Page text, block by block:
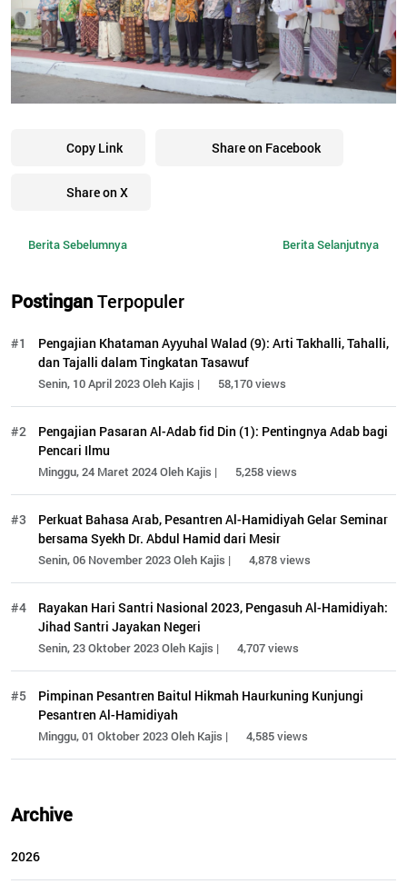
Copy Link Share on Facebook
Share on X
Berita Sebelumnya Berita Selanjutnya
PostinganTerpopuler
#1
Pengajian Khataman Ayyuhal Walad (9): Arti Takhalli, Tahalli,
dan Tajalli dalam Tingkatan Tasawuf
Senin, 10 April 2023 Oleh Kajis | 58,170 views
#2
Pengajian Pasaran Al-Adab fid Din (1): Pentingnya Adab bagi
Pencari Ilmu
Minggu, 24 Maret 2024 Oleh Kajis | 5,258 views
#3
Perkuat Bahasa Arab, Pesantren Al-Hamidiyah Gelar Seminar
bersama Syekh Dr. Abdul Hamid dari Mesir
Senin, 06 November 2023 Oleh Kajis | 4,878 views
#4
Rayakan Hari Santri Nasional 2023, Pengasuh Al-Hamidiyah:
Jihad Santri Jayakan Negeri
Senin, 23 Oktober 2023 Oleh Kajis | 4,707 views
#5
Pimpinan Pesantren Baitul Hikmah Haurkuning Kunjungi
Pesantren Al-Hamidiyah
Minggu, 01 Oktober 2023 Oleh Kajis | 4,585 views
Archive
2026